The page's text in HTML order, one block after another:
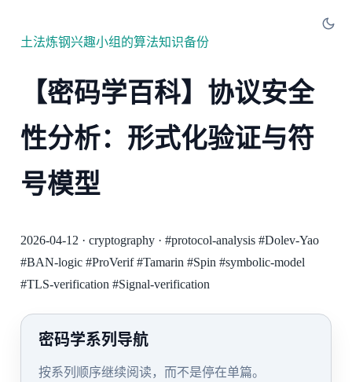
土法炼钢兴趣小组的算法知识备份
【密码学百科】协议安全
性分析：形式化验证与符
号模型
2026-04-12 · cryptography· #protocol-analysis #Dolev-Yao
#BAN-logic #ProVerif #Tamarin #Spin #symbolic-model
#TLS-verification #Signal-verification
密码学系列导航
按系列顺序继续阅读，而不是停在单篇。